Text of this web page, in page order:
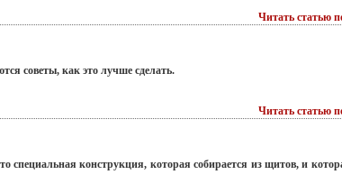
Читать статью
советы, как это лучше сделать.
Читать статью
специальная конструкция, которая собирается из щитов, и